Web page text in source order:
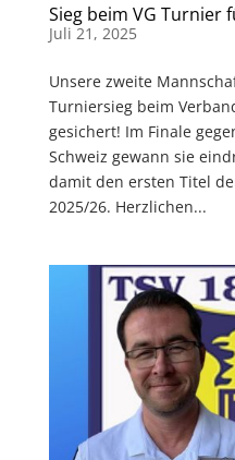
Sieg beim VG Turnier
Juli 21, 2025
Unsere zweite
Turniersieg beim
gesichert! Im Finale
Schweiz gewann sie
damit den ersten Titel
2025/26. Herzlichen...